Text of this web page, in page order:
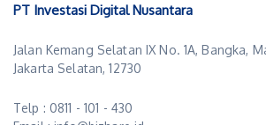
PT Investasi Digital Nusantara
Jalan Kemang Selatan IX No. 1A, Bangka,
Jakarta Selatan, 12730
Telp : 0811 - 101 - 430